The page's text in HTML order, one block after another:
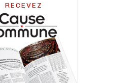
RECEVEZ